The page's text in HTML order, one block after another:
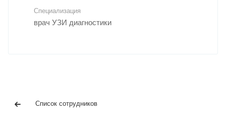
Специализация
врач УЗИ диагностики
Список сотрудников